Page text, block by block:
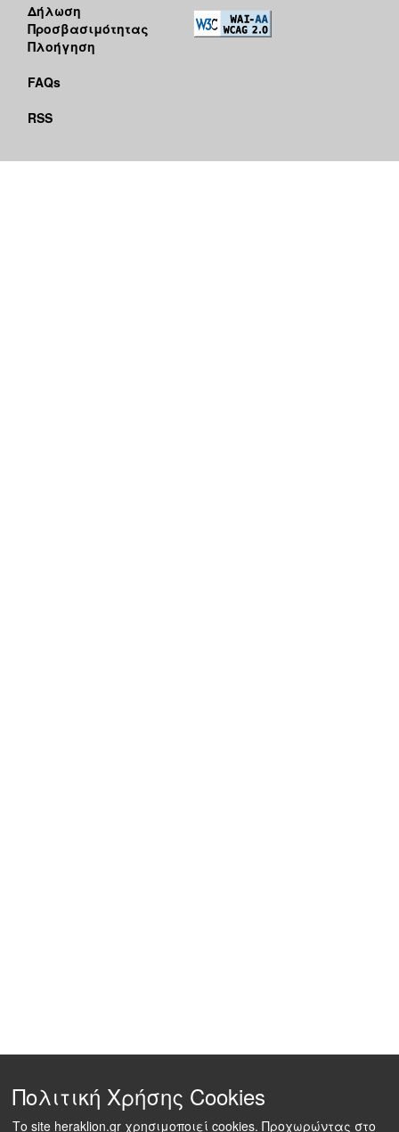
Δήλωση
Προσβασιμότητας
Πλοήγηση
FAQs
RSS
Πολιτική Χρήσης Cookies
Το site heraklion.gr χρησιμοποιεί cookies. Προχωρώντας στο